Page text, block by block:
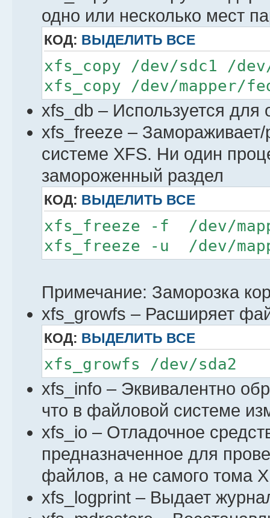
одно или несколько мест
КОД: ВЫДЕЛИТЬ ВСЕ
xfs_copy /dev/sdc1 /
xfs_copy /dev/mapper/
xfs_db – Используется
xfs_freeze –
системе XFS. Ни один
замороженный раздел
КОД: ВЫДЕЛИТЬ ВСЕ
xfs_freeze -f /dev/
xfs_freeze -u /dev/
Примечание: Заморозка
xfs_growfs – Расширяет
КОД: ВЫДЕЛИТЬ ВСЕ
xfs_growfs /dev/sda2
xfs_info – Эквивалентно
что в файловой системе
xfs_io – Отладочное
предназначенное для
файлов, а не самого тома
xfs_logprint – Выдает